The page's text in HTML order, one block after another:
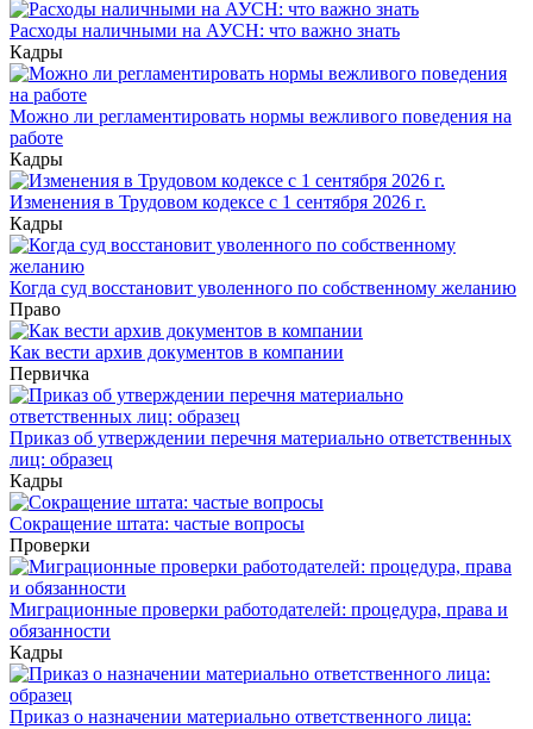
Расходы наличными на АУСН: что важно знать
Кадры
Можно ли регламентировать нормы вежливого поведения на
работе
Кадры
Изменения в Трудовом кодексе с 1 сентября 2026 г.
Кадры
Когда суд восстановит уволенного по собственному желанию
Право
Как вести архив документов в компании
Первичка
Приказ об утверждении перечня материально ответственных
лиц: образец
Кадры
Сокращение штата: частые вопросы
Проверки
Миграционные проверки работодателей: процедура, права и
обязанности
Кадры
Приказ о назначении материально ответственного лица: